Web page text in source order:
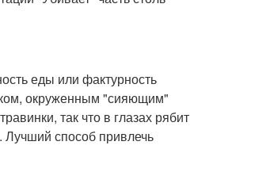
еды или фактурность
окруженным "сияющим"
так что в глазах рябит
Лучший способ привлечь